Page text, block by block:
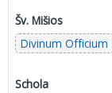
Šv. Mišios
Divinum Officium
Schola